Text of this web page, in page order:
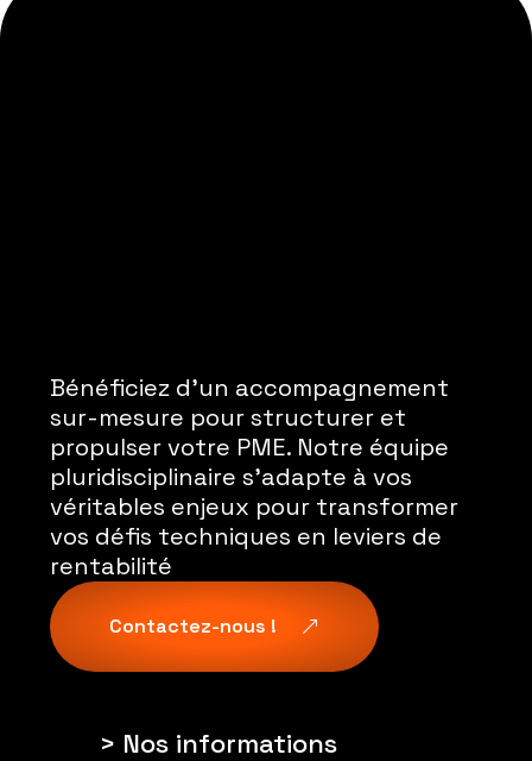
Bénéficiez d’un accompagnement
sur-mesure pour structurer et
propulser votre PME. Notre équipe
pluridisciplinaire s’adapte à vos
véritables enjeux pour transformer
vos défis techniques en leviers de
rentabilité
Contactez-nous !
> Nos informations